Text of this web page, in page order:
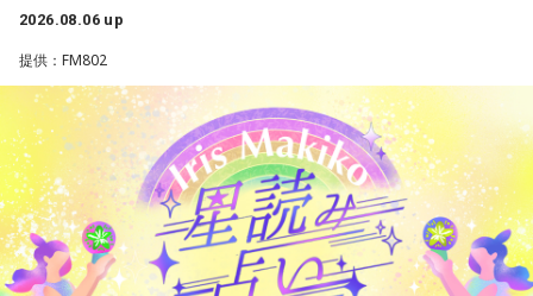
https://www.joqr.co.jp/qr/program/lionsnighter/
■番組公式YouTube：
https://www.youtube.com/channel/UCJTMD1NbjemwvnSI
4zc-lcA
■メールアドレス：lions@joqr.net
■番組X： @joqrlion
場！
インドネシアのMUSIC STATION「Mustang FM」のDJ Fadil
Camuiから現地の最新情報が届きました。
●DJ Fadil Camuiは、インドネシアのラジオ局「Mustang
88.0 FM」で「AMクラス」というモーニングショーを担当し
2026.08.06 up
提供：FM802